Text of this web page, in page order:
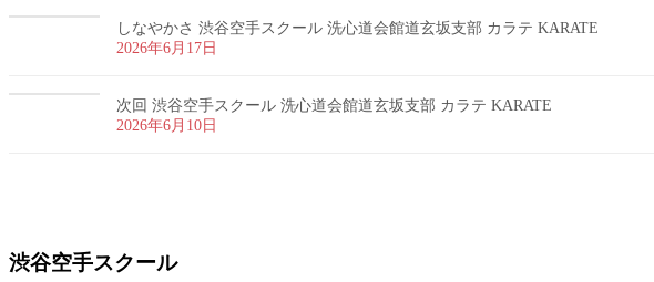
しなやかさ 渋谷空手スクール 洗心道会館道玄坂支部 カラテ KARATE
2026年6月17日
次回 渋谷空手スクール 洗心道会館道玄坂支部 カラテ KARATE
2026年6月10日
渋谷空手スクール